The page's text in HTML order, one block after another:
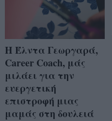
Η Έλντα Γεωργαρά,
Career Coach, μάς
μιλάει για την
ευεργετική
επιστροφή μιας
μαμάς στη δουλειά